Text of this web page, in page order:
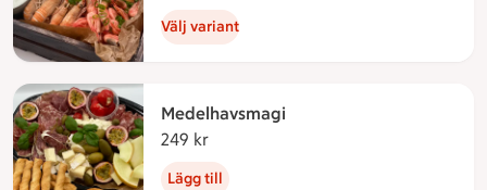
Välj variant
Medelhavsmagi
249 kr
Lägg till